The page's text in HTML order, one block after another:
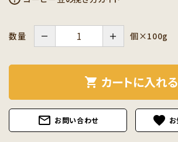
数量 － ＋ 個×100g
shopping_cart カートに入れる
mail_outline お問い合わせ favorite